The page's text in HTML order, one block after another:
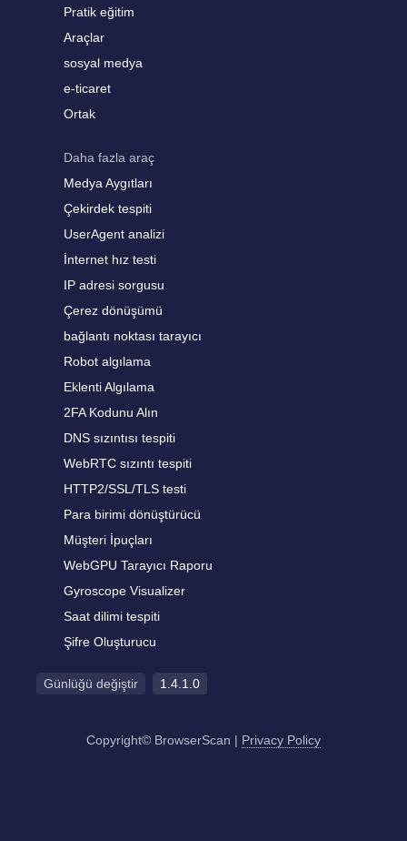
Pratik eğitim
Araçlar
sosyal medya
e-ticaret
Ortak
Daha fazla araç
Medya Aygıtları
Çekirdek tespiti
UserAgent analizi
İnternet hız testi
IP adresi sorgusu
Çerez dönüşümü
bağlantı noktası tarayıcı
Robot algılama
Eklenti Algılama
2FA Kodunu Alın
DNS sızıntısı tespiti
WebRTC sızıntı tespiti
HTTP2/SSL/TLS testi
Para birimi dönüştürücü
Müşteri İpuçları
WebGPU Tarayıcı Raporu
Gyroscope Visualizer
Saat dilimi tespiti
Şifre Oluşturucu
Günlüğü değiştir 1.4.1.0
Copyright© BrowserScan | Privacy Policy